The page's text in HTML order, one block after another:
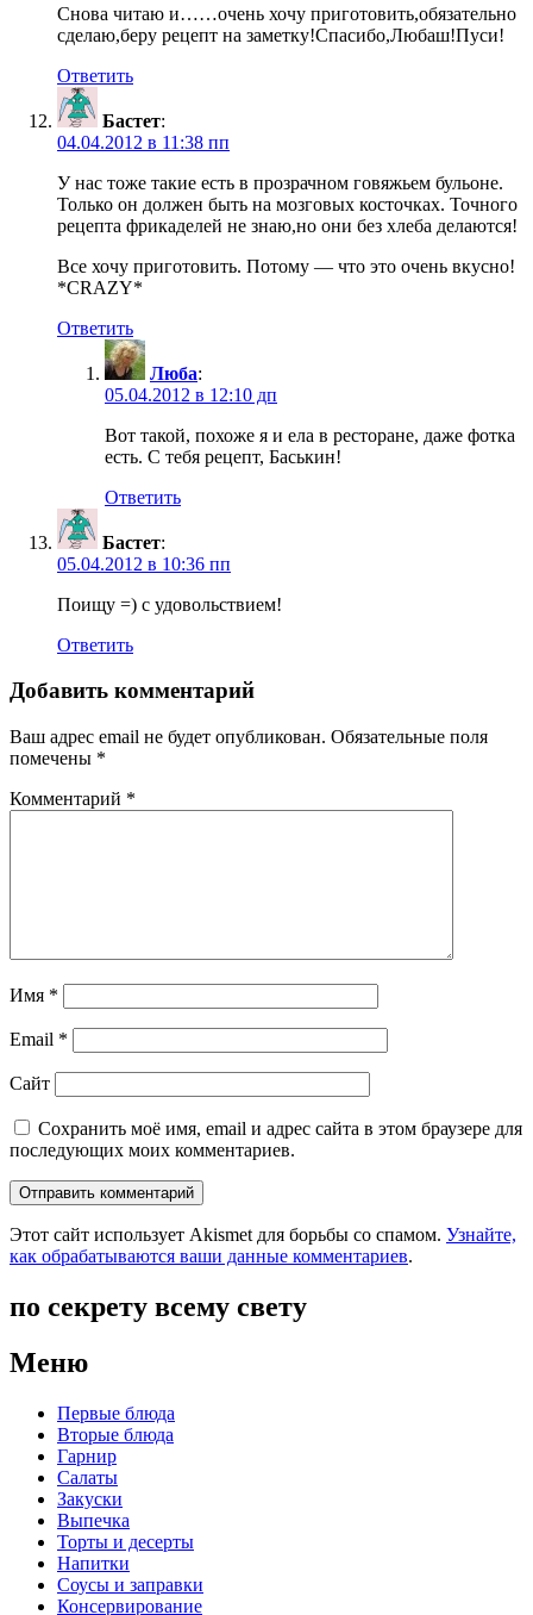
Снова читаю и……очень хочу приготовить,обязательно
сделаю,беру рецепт на заметку!Спасибо,Любаш!Пуси!
Ответить
Бастет:
04.04.2012 в 11:38 пп
У нас тоже такие есть в прозрачном говяжьем бульоне.
Только он должен быть на мозговых косточках. Точного
рецепта фрикаделей не знаю,но они без хлеба делаются!
Все хочу приготовить. Потому — что это очень вкусно!
*CRAZY*
Ответить
Люба:
05.04.2012 в 12:10 дп
Вот такой, похоже я и ела в ресторане, даже фотка
есть. С тебя рецепт, Баськин!
Ответить
Бастет:
05.04.2012 в 10:36 пп
Поищу =) с удовольствием!
Ответить
Добавить комментарий
Ваш адрес email не будет опубликован. Обязательные поля
помечены *
Комментарий *
Имя *
Email *
Сайт
Сохранить моё имя, email и адрес сайта в этом браузере для
последующих моих комментариев.
Этот сайт использует Akismet для борьбы со спамом. Узнайте,
как обрабатываются ваши данные комментариев.
по секрету всему свету
Меню
Первые блюда
Вторые блюда
Гарнир
Салаты
Закуски
Выпечка
Торты и десерты
Напитки
Соусы и заправки
Консервирование